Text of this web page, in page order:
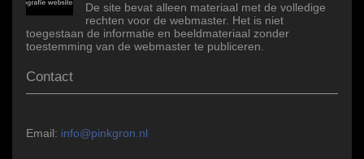
De site bevat alleen materiaal met de volledige
rechten voor de webmaster. Het is niet
toegestaan de informatie en beeldmateriaal zonder
toestemming van de webmaster te publiceren.
Contact
Email: info@pinkgron.nl